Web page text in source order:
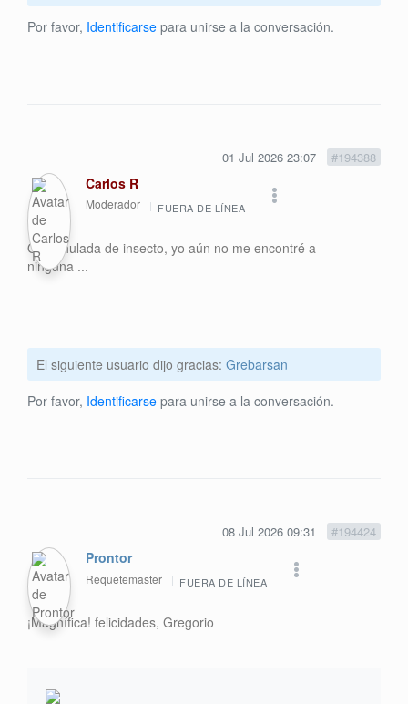
Por favor, Identificarse para unirse a la conversación.
01 Jul 2026 23:07 #194388
Carlos R
Moderador FUERA DE LÍNEA
Que chulada de insecto, yo aún no me encontré a
ninguna ...
El siguiente usuario dijo gracias: Grebarsan
Por favor, Identificarse para unirse a la conversación.
08 Jul 2026 09:31 #194424
Prontor
Requetemaster FUERA DE LÍNEA
¡Magnífica! felicidades, Gregorio